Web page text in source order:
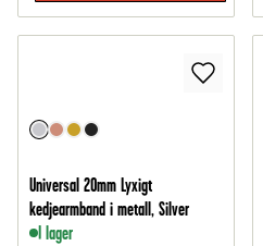
Universal 20mm Lyxigt
kedjearmband i metall, Silver
I lager